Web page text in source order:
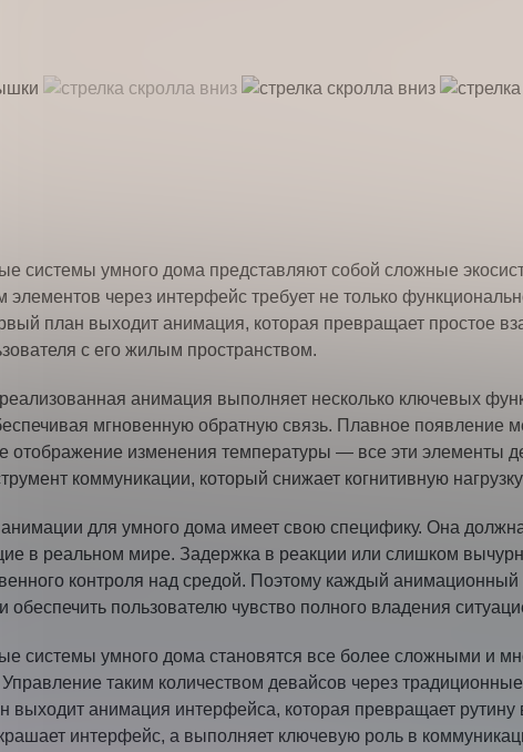
системы умного дома представляют собой сложные
элементов через интерфейс требует не только
план выходит анимация, которая превращает простое
с его жилым пространством.
анимация выполняет несколько ключевых
мгновенную обратную связь. Плавное
отображение изменения температуры — все эти
коммуникации, который снижает когнитивную
анимации для умного дома имеет свою специфику. Она
в реальном мире. Задержка в реакции или слишком
контроля над средой. Поэтому каждый
обеспечить пользователю чувство полного владения
системы умного дома становятся все более сложными и
Управление таким количеством девайсов через
выходит анимация интерфейса, которая превращает
интерфейс, а выполняет ключевую роль в